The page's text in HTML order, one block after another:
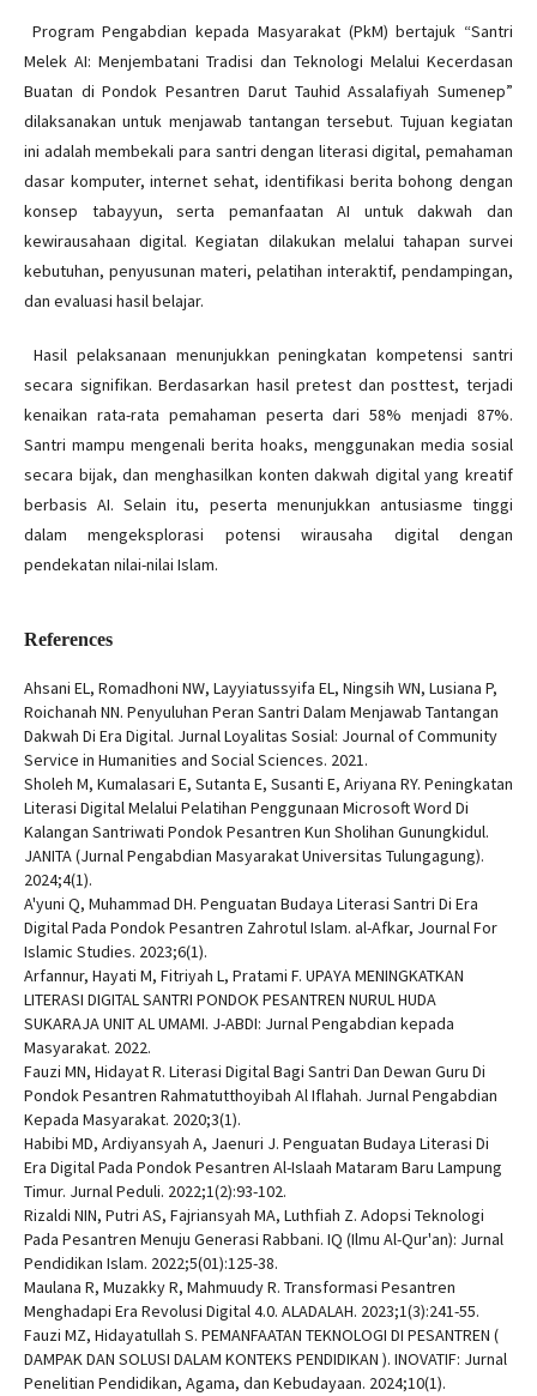
Program Pengabdian kepada Masyarakat (PkM) bertajuk “Santri
Melek AI: Menjembatani Tradisi dan Teknologi Melalui Kecerdasan
Buatan di Pondok Pesantren Darut Tauhid Assalafiyah Sumenep”
dilaksanakan untuk menjawab tantangan tersebut. Tujuan kegiatan
ini adalah membekali para santri dengan literasi digital, pemahaman
dasar komputer, internet sehat, identifikasi berita bohong dengan
konsep tabayyun, serta pemanfaatan AI untuk dakwah dan
kewirausahaan digital. Kegiatan dilakukan melalui tahapan survei
kebutuhan, penyusunan materi, pelatihan interaktif, pendampingan,
dan evaluasi hasil belajar.
Hasil pelaksanaan menunjukkan peningkatan kompetensi santri
secara signifikan. Berdasarkan hasil pretest dan posttest, terjadi
kenaikan rata-rata pemahaman peserta dari 58% menjadi 87%.
Santri mampu mengenali berita hoaks, menggunakan media sosial
secara bijak, dan menghasilkan konten dakwah digital yang kreatif
berbasis AI. Selain itu, peserta menunjukkan antusiasme tinggi
dalam mengeksplorasi potensi wirausaha digital dengan
pendekatan nilai-nilai Islam.
References
Ahsani EL, Romadhoni NW, Layyiatussyifa EL, Ningsih WN, Lusiana P,
Roichanah NN. Penyuluhan Peran Santri Dalam Menjawab Tantangan
Dakwah Di Era Digital. Jurnal Loyalitas Sosial: Journal of Community
Service in Humanities and Social Sciences. 2021.
Sholeh M, Kumalasari E, Sutanta E, Susanti E, Ariyana RY. Peningkatan
Literasi Digital Melalui Pelatihan Penggunaan Microsoft Word Di
Kalangan Santriwati Pondok Pesantren Kun Sholihan Gunungkidul.
JANITA (Jurnal Pengabdian Masyarakat Universitas Tulungagung).
2024;4(1).
A'yuni Q, Muhammad DH. Penguatan Budaya Literasi Santri Di Era
Digital Pada Pondok Pesantren Zahrotul Islam. al-Afkar, Journal For
Islamic Studies. 2023;6(1).
Arfannur, Hayati M, Fitriyah L, Pratami F. UPAYA MENINGKATKAN
LITERASI DIGITAL SANTRI PONDOK PESANTREN NURUL HUDA
SUKARAJA UNIT AL UMAMI. J-ABDI: Jurnal Pengabdian kepada
Masyarakat. 2022.
Fauzi MN, Hidayat R. Literasi Digital Bagi Santri Dan Dewan Guru Di
Pondok Pesantren Rahmatutthoyibah Al Iflahah. Jurnal Pengabdian
Kepada Masyarakat. 2020;3(1).
Habibi MD, Ardiyansyah A, Jaenuri J. Penguatan Budaya Literasi Di
Era Digital Pada Pondok Pesantren Al-Islaah Mataram Baru Lampung
Timur. Jurnal Peduli. 2022;1(2):93-102.
Rizaldi NIN, Putri AS, Fajriansyah MA, Luthfiah Z. Adopsi Teknologi
Pada Pesantren Menuju Generasi Rabbani. IQ (Ilmu Al-Qur'an): Jurnal
Pendidikan Islam. 2022;5(01):125-38.
Maulana R, Muzakky R, Mahmuudy R. Transformasi Pesantren
Menghadapi Era Revolusi Digital 4.0. ALADALAH. 2023;1(3):241-55.
Fauzi MZ, Hidayatullah S. PEMANFAATAN TEKNOLOGI DI PESANTREN (
DAMPAK DAN SOLUSI DALAM KONTEKS PENDIDIKAN ). INOVATIF: Jurnal
Penelitian Pendidikan, Agama, dan Kebudayaan. 2024;10(1).